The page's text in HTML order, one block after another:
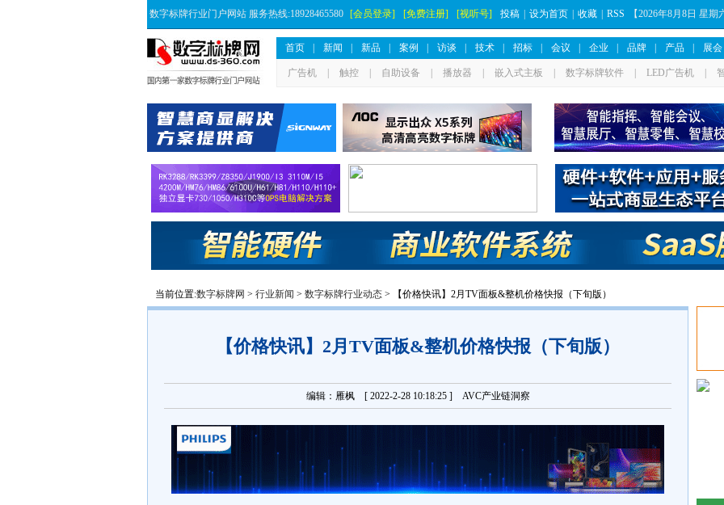
数字标牌行业门户网站 服务热线:18928465580 [会员登录] [免费注册] [视听号] 投稿 设为首页 收藏 RSS 【2026年8月8日 星期
首页 新闻 新品 案例 访谈 技术 招标 会议 企业 品牌 产品 展会
广告机 触控 自助设备 播放器 嵌入式主板 数字标牌软件 LED广告机
当前位置:数字标牌网 > 行业新闻 > 数字标牌行业动态 > 【价格快讯】2月TV面板&整机价格快报（下旬版）
【价格快讯】2月TV面板&整机价格快报（下旬版）
编辑：雁枫 [ 2022-2-28 10:18:25 ] AVC产业链洞察